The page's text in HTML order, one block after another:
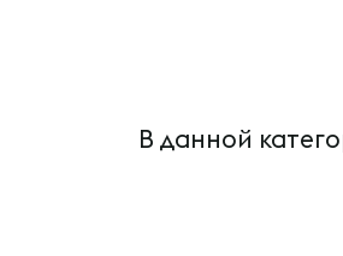
В данной